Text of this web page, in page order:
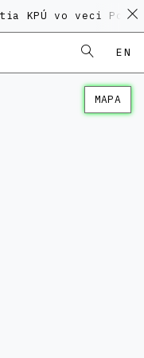
veci
EN
MAPA